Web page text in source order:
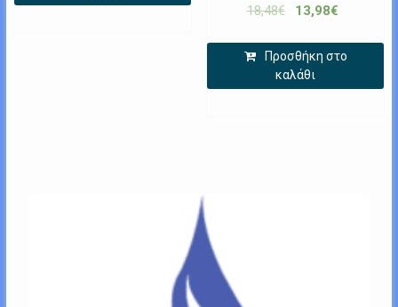
18,48€ 13,98€
Προσθήκη στο
καλάθι